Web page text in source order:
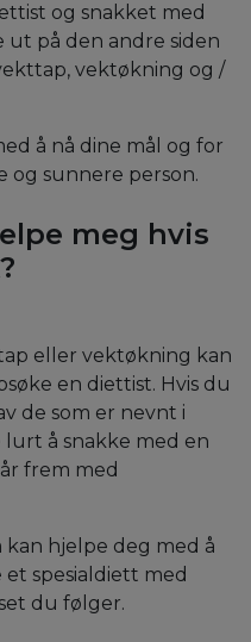
og snakket med
på den andre siden
vektøkning og /
å nå dine mål og for
og sunnere person.
meg hvis
eller vektøkning kan
en diettist. Hvis du
de som er nevnt i
å snakke med en
frem med
hjelpe deg med å
spesialdiett med
du følger.